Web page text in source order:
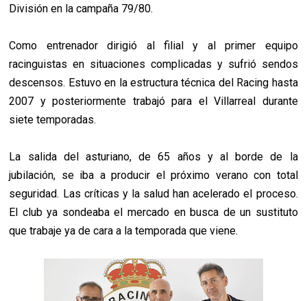
División en la campaña 79/80.
Como entrenador dirigió al filial y al primer equipo
racinguistas en situaciones complicadas y sufrió sendos
descensos. Estuvo en la estructura técnica del Racing hasta
2007 y posteriormente trabajó para el Villarreal durante
siete temporadas.
La salida del asturiano, de 65 años y al borde de la
jubilación, se iba a producir el próximo verano con total
seguridad. Las críticas y la salud han acelerado el proceso.
El club ya sondeaba el mercado en busca de un sustituto
que trabaje ya de cara a la temporada que viene.